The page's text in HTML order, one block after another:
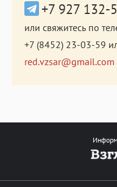
+7 927 132-
или свяжитесь по
+7 (8452) 23-03-59
red.vzsar@gmail.com